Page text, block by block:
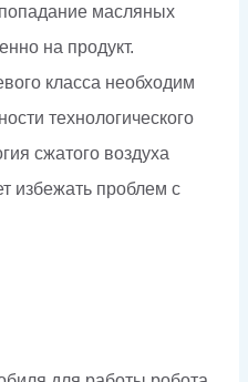
масляных
на продукт.
класса необходим
технологического
сжатого воздуха
избежать проблем с